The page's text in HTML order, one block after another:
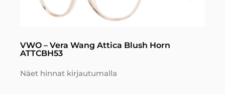
VWO – Vera Wang Attica Blush Horn
ATTCBH53
Näet hinnat kirjautumalla